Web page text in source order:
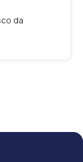
da